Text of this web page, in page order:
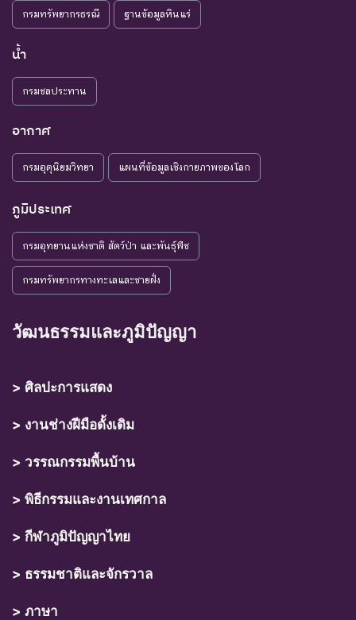
กรมทรัพยากรธรณี ฐานข้อมูลหินแร่
น้ำ
กรมชลประทาน
อากาศ
กรมอุตุนิยมวิทยา แผนที่ข้อมูลเชิงกายภาพของโลก
ภูมิประเทศ
กรมอุทยานแห่งชาติ สัตว์ป่า และพันธุ์พืช
กรมทรัพยากรทางทะเลและชายฝั่ง
วัฒนธรรมและภูมิปัญญา
> ศิลปะการแสดง
> งานช่างฝีมือดั้งเดิม
> วรรณกรรมพื้นบ้าน
> พิธีกรรมและงานเทศกาล
> กีฬาภูมิปัญญาไทย
> ธรรมชาติและจักรวาล
> ภาษา